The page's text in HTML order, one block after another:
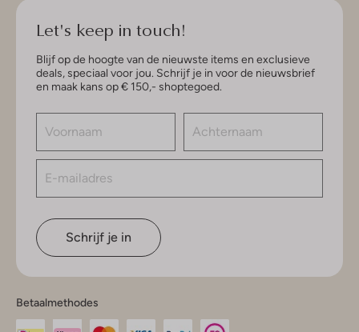
Let's keep in touch!
Blijf op de hoogte van de nieuwste items en exclusieve
deals, speciaal voor jou. Schrijf je in voor de nieuwsbrief
en maak kans op € 150,- shoptegoed.
Schrijf je in
Betaalmethodes